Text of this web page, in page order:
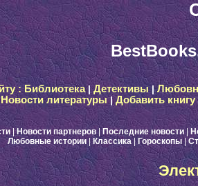
: Библиотека| Детективы |
Новости литературы|Добавить книгу
|Новости партнеров| Последние новости|
Любовные истории|Классика| Гороскопы|